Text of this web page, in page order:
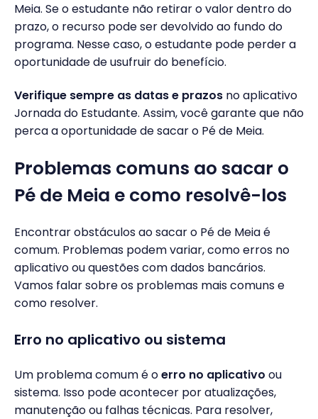
Meia. Se o estudante não retirar o valor dentro do
prazo, o recurso pode ser devolvido ao fundo do
programa. Nesse caso, o estudante pode perder a
oportunidade de usufruir do benefício.
Verifique sempre as datas e prazos no aplicativo
Jornada do Estudante. Assim, você garante que não
perca a oportunidade de sacar o Pé de Meia.
Problemas comuns ao sacar o
Pé de Meia e como resolvê-los
Encontrar obstáculos ao sacar o Pé de Meia é
comum. Problemas podem variar, como erros no
aplicativo ou questões com dados bancários.
Vamos falar sobre os problemas mais comuns e
como resolver.
Erro no aplicativo ou sistema
Um problema comum é oerro no aplicativo ou
sistema. Isso pode acontecer por atualizações,
manutenção ou falhas técnicas. Para resolver,